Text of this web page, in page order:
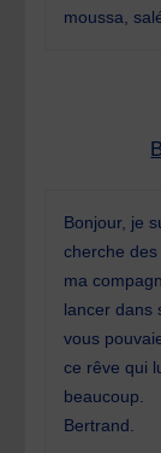
moussa,
Bonjour, je
cherche
ma
lancer dans
vous
ce rêve qui
beaucoup.
Bertrand.